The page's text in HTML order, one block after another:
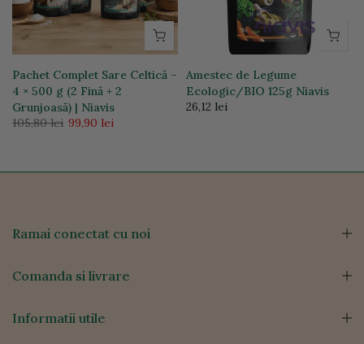
Pachet Complet Sare Celtică –
4 × 500 g (2 Fină + 2
Grunjoasă) | Niavis
105,80 lei 99,90 lei
Amestec de Legume
Ecologic/BIO 125g Niavis
26,12 lei
Ramai conectat cu noi
Comanda si livrare
Informatii utile